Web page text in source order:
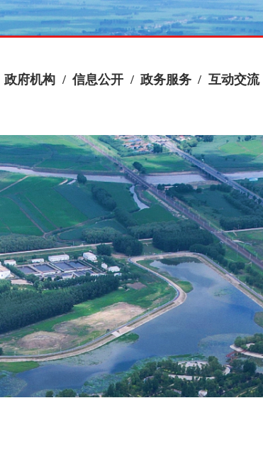
政府机构 / 信息公开 / 政务服务 / 互动交流